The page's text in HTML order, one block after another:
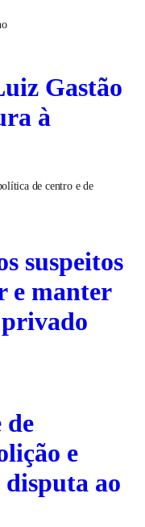
Gastão
à
de centro e de
suspeitos
e manter
de
e
ao